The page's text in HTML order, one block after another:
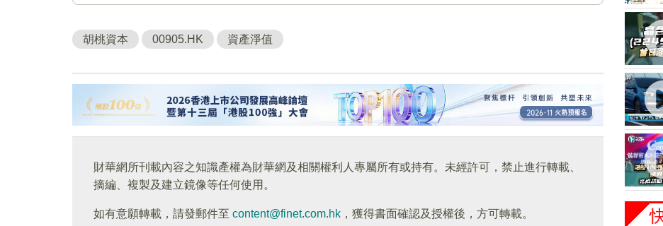
胡桃資本 00905.HK 資產淨值
財華網所刊載內容之知識產權為財華網及相關權利人專屬所有或持有。未經許可，禁止進行轉載、
摘編、複製及建立鏡像等任何使用。
如有意願轉載，請發郵件至 content@finet.com.hk ，獲得書面確認及授權後，方可轉載。